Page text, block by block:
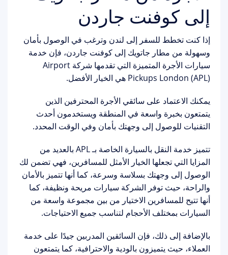
إلى كوفنت جاردن
إذا كنت تخطط للسفر إلى لندن وترغب في الوصول بأمان
وسهولة من مطار جاتويك إلى كوفنت جاردن، فإن خدمة
سيارات الأجرة المتميزة التي تقدمها شركة Airport
Pickups London (APL) هي الخيار الأفضل.
يمكنك الاعتماد على سائقي الأجرة المحترفين الذين
يتمتعون بخبرة واسعة في المنطقة ويستخدمون أحدث
التقنيات للوصول إلى وجهتك بأمان وفي الوقت المحدد.
تتميز خدمة النقل بالسيارة الخاصة بـ APL بالعديد من
المزايا التي تجعلها الخيار الأمثل للمسافرين، فهي تضمن لك
الوصول إلى وجهتك بسلاسة وسرعة، كما أنها تتميز بالأمان
والراحة، حيث توفر الشركة سيارات مريحة ونظيفة، كما
أنها تتيح للمسافرين الاختيار من بين مجموعة واسعة من
السيارات بمختلف الأحجام لتناسب جميع الاحتياجات.
بالإضافة إلى ذلك، فإن السائقين المدربين جيدًا على خدمة
العملاء، حيث يتميزون بالودية والاحترافية، كما يتمتعون